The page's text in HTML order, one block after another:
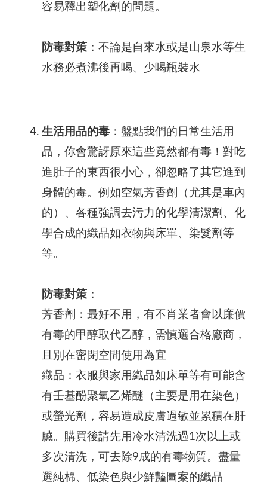
容易釋出塑化劑的問題。
防毒對策 ：不論是自來水或是山泉水等生
水務必煮沸後再喝、少喝瓶裝水
生活用品的毒 ：盤點我們的日常生活用
品，你會驚訝原來這些竟然都有毒！對吃
進肚子的東西很小心，卻忽略了其它進到
身體的毒。例如空氣芳香劑（尤其是車內
的）、各種強調去污力的化學清潔劑、化
學合成的織品如衣物與床單、染髮劑等
等。
防毒對策 ：
芳香劑：最好不用，有不肖業者會以廉價
有毒的甲醇取代乙醇，需慎選合格廠商，
且別在密閉空間使用為宜
織品：衣服與家用織品如床單等有可能含
有壬基酚聚氧乙烯醚（主要是用在染色）
或螢光劑，容易造成皮膚過敏並累積在肝
臟。購買後請先用冷水清洗過1次以上或
多次清洗，可去除9成的有毒物質。盡量
選純棉、低染色與少鮮豔圖案的織品